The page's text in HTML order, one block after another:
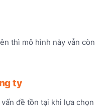
thì mô hình này vẫn còn
ty
đề tồn tại khi lựa chọn